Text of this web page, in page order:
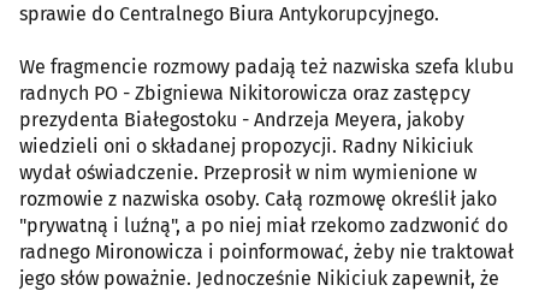
sprawie do Centralnego Biura Antykorupcyjnego.
We fragmencie rozmowy padają też nazwiska szefa klubu
radnych PO - Zbigniewa Nikitorowicza oraz zastępcy
prezydenta Białegostoku - Andrzeja Meyera, jakoby
wiedzieli oni o składanej propozycji. Radny Nikiciuk
wydał oświadczenie. Przeprosił w nim wymienione w
rozmowie z nazwiska osoby. Całą rozmowę określił jako
"prywatną i luźną", a po niej miał rzekomo zadzwonić do
radnego Mironowicza i poinformować, żeby nie traktował
jego słów poważnie. Jednocześnie Nikiciuk zapewnił, że